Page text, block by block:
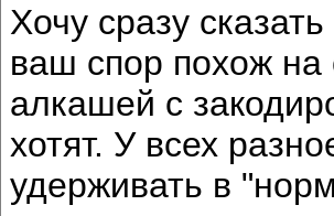
Хочу сразу
ваш спор похож
алкашей с
хотят. У всех
удерживать в